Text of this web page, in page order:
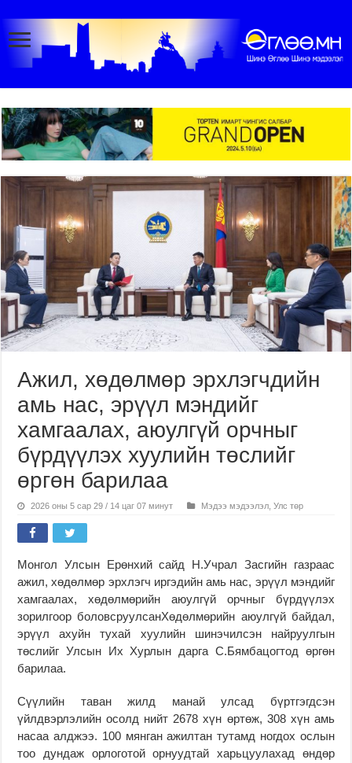
Ажил, хөдөлмөр эрхлэгчдийн
амь нас, эрүүл мэндийг
хамгаалах, аюулгүй орчныг
бүрдүүлэх хуулийн төслийг
өргөн барилаа
2026 оны 5 сар 29 / 14 цаг 07 минут Мэдээ мэдээлэл ,Улс төр
Монгол Улсын Ерөнхий сайд Н.Учрал Засгийн газраас
ажил, хөдөлмөр эрхлэгч иргэдийн амь нас, эрүүл мэндийг
хамгаалах, хөдөлмөрийн аюулгүй орчныг бүрдүүлэх
зорилгоор боловсруулсанХөдөлмөрийн аюулгүй байдал,
эрүүл ахуйн тухай хуулийн шинэчилсэн найруулгын
төслийг Улсын Их Хурлын дарга С.Бямбацогтод өргөн
барилаа.
Сүүлийн таван жилд манай улсад бүртгэгдсэн
үйлдвэрлэлийн осолд нийт 2678 хүн өртөж, 308 хүн амь
насаа алджээ. 100 мянган ажилтан тутамд ногдох ослын
тоо дундаж орлоготой орнуудтай харьцуулахад өндөр